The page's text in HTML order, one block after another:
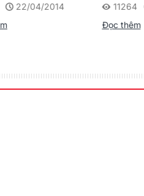
LỢI & HIỆU
VIỆC CAO
22/04/2014
Manager
liệu
11264
Đọc thêm